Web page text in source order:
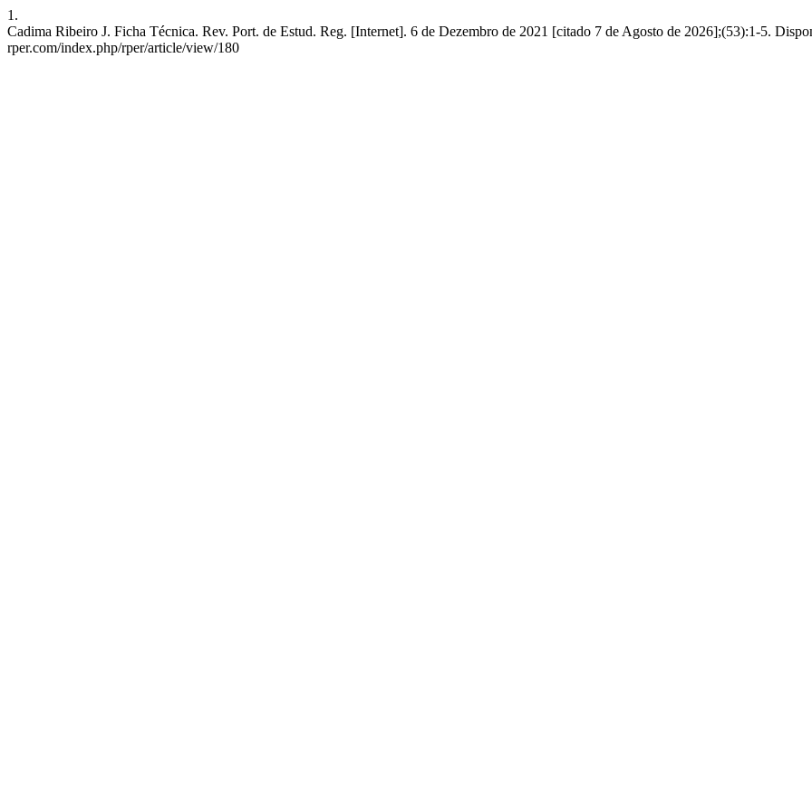
1.
Cadima Ribeiro J. Ficha Técnica. Rev. Port. de Estud. Reg. [Internet]. 6 de Dezembro de 2021 [citado 7 de Agosto de 2026];(53):1-5.
rper.com/index.php/rper/article/view/180